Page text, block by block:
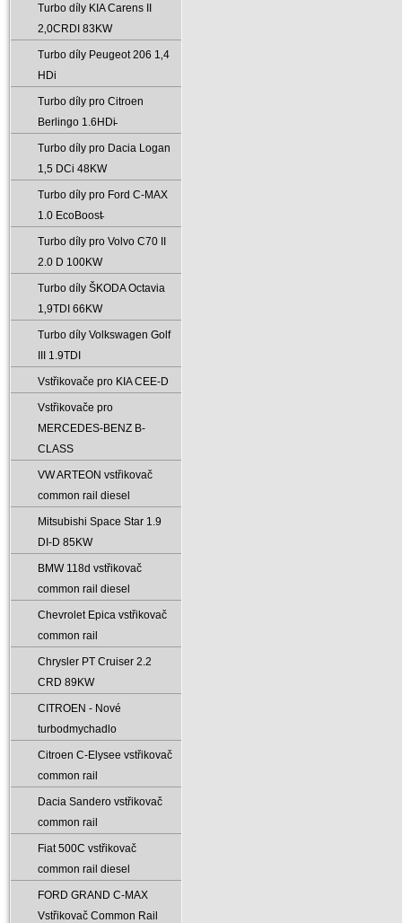
Turbo díly KIA Carens II
2‚0CRDI 83KW
Turbo díly Peugeot 206 1‚4
HDi
Turbo díly pro Citroen
Berlingo 1.6HDi̵
Turbo díly pro Dacia Logan
1‚5 DCi 48KW
Turbo díly pro Ford C-MAX
1.0 EcoBoost̵
Turbo díly pro Volvo C70 II
2.0 D 100KW
Turbo díly ŠKODA Octavia
1‚9TDI 66KW
Turbo díly Volkswagen Golf
III 1.9TDI
Vstřikovače pro KIA CEE-D
Vstřikovače pro
MERCEDES-BENZ B-
CLASS
VW ARTEON vstřikovač
common rail diesel
Mitsubishi Space Star 1.9
DI-D 85KW
BMW 118d vstřikovač
common rail diesel
Chevrolet Epica vstřikovač
common rail
Chrysler PT Cruiser 2.2
CRD 89KW
CITROEN - Nové
turbodmychadlo
Citroen C-Elysee vstřikovač
common rail
Dacia Sandero vstřikovač
common rail
Fiat 500C vstřikovač
common rail diesel
FORD GRAND C-MAX
Vstřikovač Common Rail